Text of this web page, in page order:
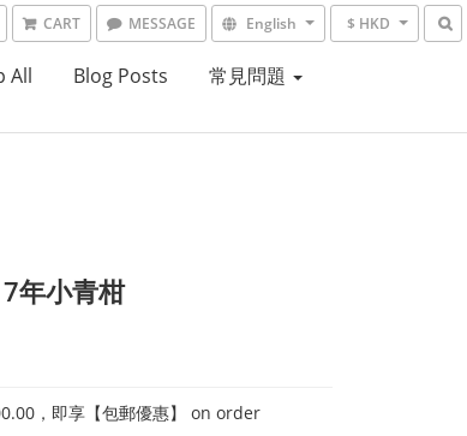
CART MESSAGE English $ HKD
All Blog Posts 常見問題
年小青柑
，即享【包郵優惠】 on order